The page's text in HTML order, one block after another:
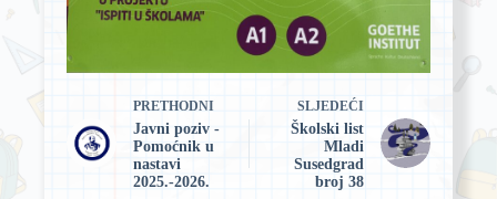
PRETHODNI
Javni poziv -
Pomoćnik u
nastavi
2025.-2026.
SLJEDEĆI
Školski list
Mladi
Susedgrad
broj 38